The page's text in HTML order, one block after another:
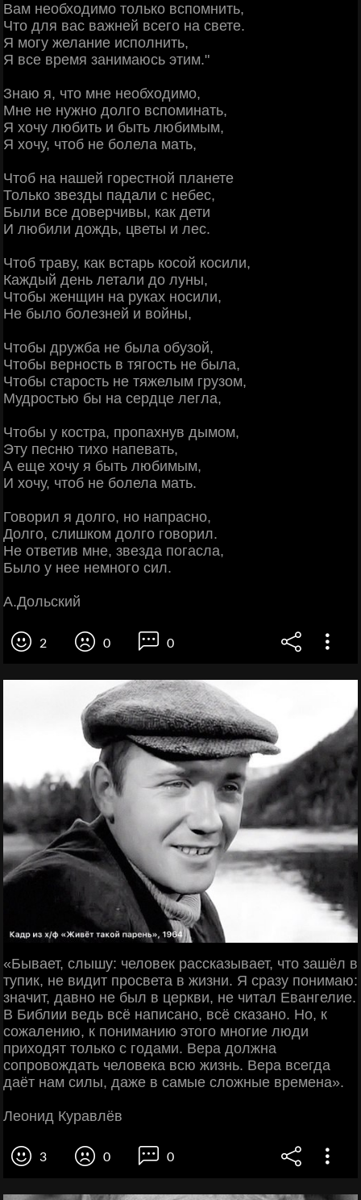
Вам необходимо только вспомнить,
Что для вас важней всего на свете.
Я могу желание исполнить,
Я все время занимаюсь этим."
Знаю я, что мне необходимо,
Мне не нужно долго вспоминать,
Я хочу любить и быть любимым,
Я хочу, чтоб не болела мать,
Чтоб на нашей горестной планете
Только звезды падали с небес,
Были все доверчивы, как дети
И любили дождь, цветы и лес.
Чтоб траву, как встарь косой косили,
Каждый день летали до луны,
Чтобы женщин на руках носили,
Не было болезней и войны,
Чтобы дружба не была обузой,
Чтобы верность в тягость не была,
Чтобы старость не тяжелым грузом,
Мудростью бы на сердце легла,
Чтобы у костра, пропахнув дымом,
Эту песню тихо напевать,
А еще хочу я быть любимым,
И хочу, чтоб не болела мать.
Говорил я долго, но напрасно,
Долго, слишком долго говорил.
Не ответив мне, звезда погасла,
Было у нее немного сил.
А.Дольский
2 0 0
«Бывает, слышу: человек рассказывает, что зашёл в
тупик, не видит просвета в жизни. Я сразу понимаю:
значит, давно не был в церкви, не читал Евангелие.
В Библии ведь всё написано, всё сказано. Но, к
сожалению, к пониманию этого многие люди
приходят только с годами. Вера должна
сопровождать человека всю жизнь. Вера всегда
даёт нам силы, даже в самые сложные времена».
Леонид Куравлёв
3 0 0